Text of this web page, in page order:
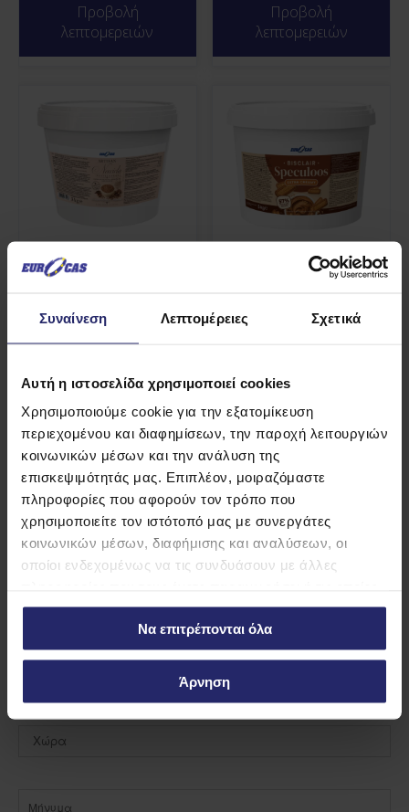
Συναίνεση Λεπτομέρειες Σχετικά
Αυτή η ιστοσελίδα χρησιμοποιεί cookies
Χρησιμοποιούμε cookie για την εξατομίκευση
περιεχομένου και διαφημίσεων, την παροχή λειτουργιών
κοινωνικών μέσων και την ανάλυση της
επισκεψιμότητάς μας. Επιπλέον, μοιραζόμαστε
πληροφορίες που αφορούν τον τρόπο που
χρησιμοποιείτε τον ιστότοπό μας με συνεργάτες
κοινωνικών μέσων, διαφήμισης και αναλύσεων, οι
οποίοι ενδεχομένως να τις συνδυάσουν με άλλες
έχουν συλλέξει σε σχέση με την από μέρους σας χρήση
των υπηρεσιών τους.Να επιτρέπονται όλα
Άρνηση
Προβολή
λεπτομερειών
Προβολή
λεπτομερειών
Feuilletée
Προβολή
Bisclair Speculoos
Μάθετε περισσότερα για
Dolce White Crunchy